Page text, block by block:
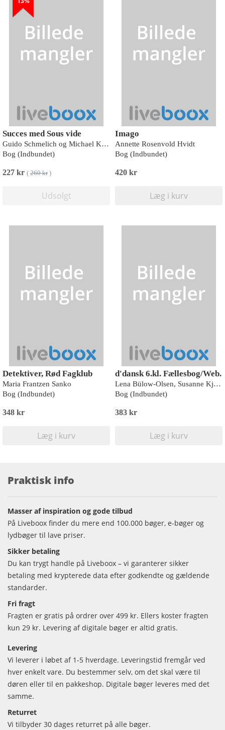
Succes med Sous vide
Guido Schmelich og Michael Koch
Bog (Indbundet)
227 kr ( 260 kr)
Udsolgt
Imago
Annette Rosenvold Hvidt
Bog (Indbundet)
420 kr
Læg i kurv
Detektiver, Rød Fagklub
Maria Frantzen Sanko
Bog (Indbundet)
348 kr
Læg i kurv
d'dansk 6.kl. Fællesbog/Web.
Lena Bülow-Olsen, Susanne Kjær Harms, Vibeke Skaarup
Bog (Indbundet)
383 kr
Læg i kurv
Praktisk info
Masser af inspiration og gode tilbud
På Liveboox finder du mere end 100.000 bøger, e-bøger og
lydbøger til lave priser.
Sikker betaling
Du kan trygt handle på Liveboox – vi garanterer sikker
betaling med krypterede data efter godkendte og gældende
standarder.
Fri fragt
Fragten er gratis på ordrer over 499 kr. Ellers koster fragten
kun 29 kr. Levering af digitale bøger er altid gratis.
Levering
Vi leverer i løbet af 1-5 hverdage. Leveringstid fremgår ved
hver enkelt vare. Du bestemmer selv, om det skal være til
døren eller til en pakkeshop. Digitale bøger leveres med det
samme.
Returret
Vi tilbyder 30 dages returret på alle bøger.